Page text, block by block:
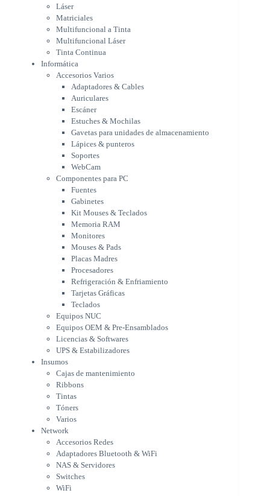
Adaptadores & Cables
Auriculares
Escáner
Estuches & Mochilas
Gavetas para unidades de
almacenamiento
Lápices & punteros
Soportes
WebCam
Componentes para PC
Fuentes
Gabinetes
Kit Mouses & Teclados
Memoria RAM
Monitores
Mouses & Pads
Placas Madres
Procesadores
Refrigeración & Enfriamiento
Tarjetas Gráficas
Teclados
Equipos NUC
Equipos OEM & Pre-Ensamblados
Licencias & Softwares
UPS & Estabilizadores
Insumos
Cajas de mantenimiento
Ribbons
Tintas
Tóners
Varios
Network
Accesorios Redes
Adaptadores Bluetooth & WiFi
NAS & Servidores
Switches
WiFi
Notebooks & Portátiles
Cargador para notebook
Cooling Pad
PDV
Láser
Matriciales
Multifuncional a Tinta
Multifuncional Láser
Tinta Continua
Informática
Accesorios Varios
Adaptadores & Cables
Auriculares
Escáner
Estuches & Mochilas
Gavetas para unidades de almacenamiento
Lápices & punteros
Soportes
WebCam
Componentes para PC
Fuentes
Gabinetes
Kit Mouses & Teclados
Memoria RAM
Monitores
Mouses & Pads
Placas Madres
Procesadores
Refrigeración & Enfriamiento
Tarjetas Gráficas
Teclados
Equipos NUC
Equipos OEM & Pre-Ensamblados
Licencias & Softwares
UPS & Estabilizadores
Insumos
Cajas de mantenimiento
Ribbons
Tintas
Tóners
Varios
Network
Accesorios Redes
Adaptadores Bluetooth & WiFi
NAS & Servidores
Switches
WiFi